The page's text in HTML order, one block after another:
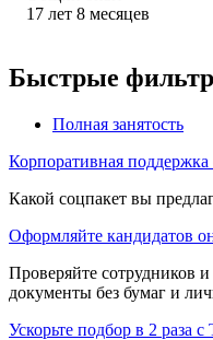
17 лет 8 месяцев
Быстрые
Полная занятость
Корпоративная поддержка
Какой соцпакет вы
Оформляйте кандидатов
Проверяйте сотрудников
документы без бумаг и
Ускорьте подбор в 2 раза с